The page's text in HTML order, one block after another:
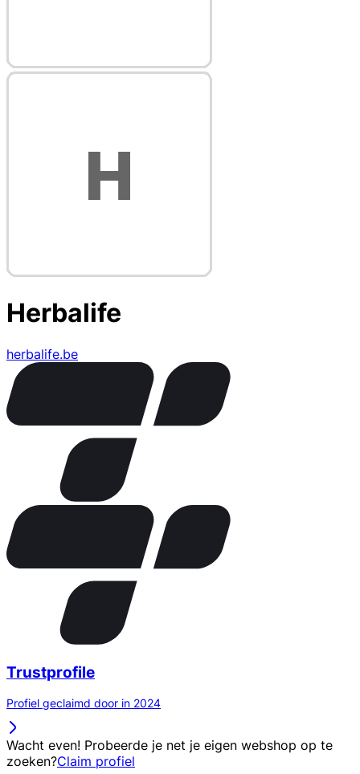
Herbalife
herbalife.be
Trustprofile
Profiel geclaimd door in 2024
Wacht even! Probeerde je net je eigen webshop op te
zoeken?Claim profiel